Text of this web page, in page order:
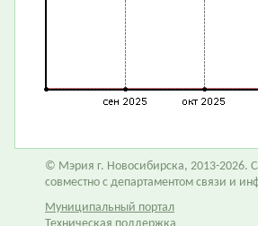
© Мэрия г. Новосибирска, 2013-2026.
совместно с департаментом связи и
Муниципальный портал